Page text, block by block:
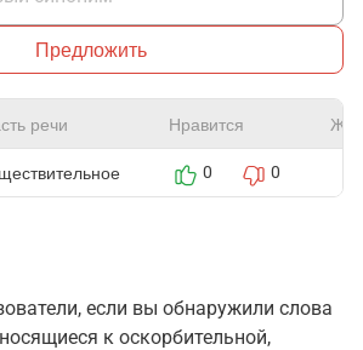
Предложить
речи Нравится
0 0
если вы обнаружили слова
к оскорбительной,